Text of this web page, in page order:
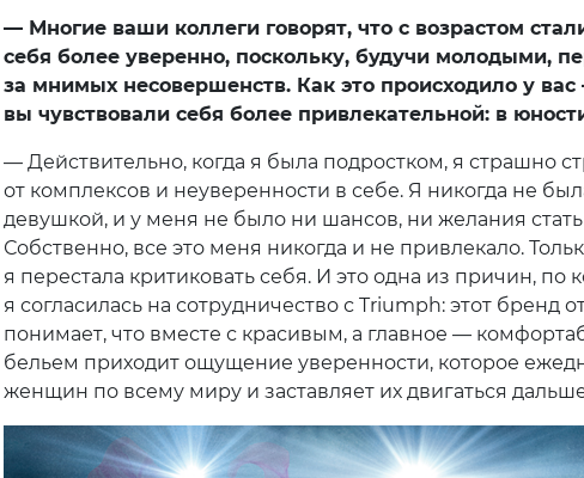
— Многие ваши коллеги говорят, что с возрастом
себя более уверенно, поскольку, будучи молодыми,
за мнимых несовершенств. Как это происходило у вас
вы чувствовали себя более привлекательной: в
— Действительно, когда я была подростком, я страшно
от комплексов и неуверенности в себе. Я никогда не
девушкой, и у меня не было ни шансов, ни желания
Собственно, все это меня никогда и не привлекало.
я перестала критиковать себя. И это одна из причин, по
я согласилась на сотрудничество с Triumph: этот бренд
понимает, что вместе с красивым, а главное —
бельем приходит ощущение уверенности, которое
женщин по всему миру и заставляет их двигаться